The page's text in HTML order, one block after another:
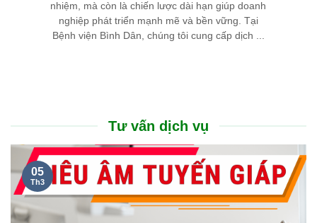
nhiệm, mà còn là chiến lược dài hạn giúp doanh
nghiệp phát triển mạnh mẽ và bền vững. Tại
Bệnh viện Bình Dân, chúng tôi cung cấp dịch ...
Tư vấn dịch vụ
05
Th3